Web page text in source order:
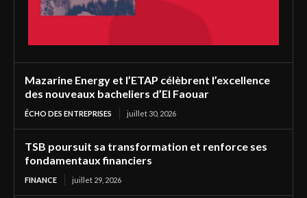
Mazarine Energy et l’ETAP célèbrent l’excellence
des nouveaux bacheliers d’El Faouar
ÉCHO DES ENTREPRISES juillet 30, 2026
TSB poursuit sa transformation et renforce ses
fondamentaux financiers
FINANCE juillet 29, 2026